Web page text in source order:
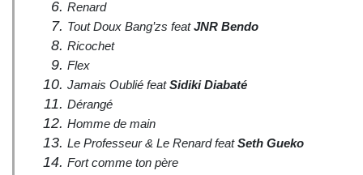
Renard
Tout Doux Bang’zs featJNR Bendo
Ricochet
Flex
Jamais Oublié featSidiki Diabaté
Dérangé
Homme de main
Le Professeur & Le Renard featSeth Gueko
Fort comme ton père